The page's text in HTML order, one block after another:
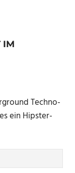
IM
Techno-
ein Hipster-